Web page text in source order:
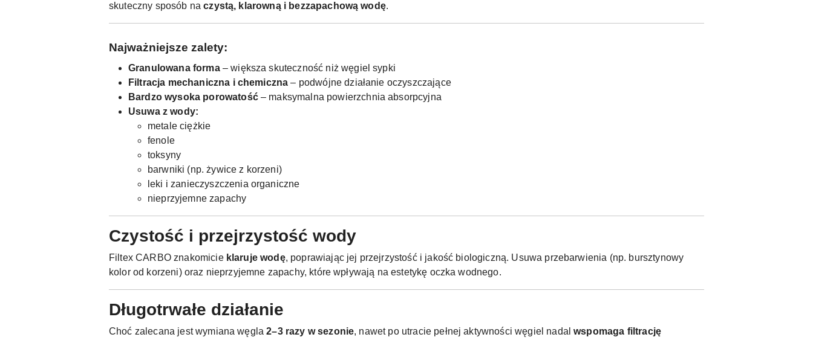
skuteczny sposób naczystą, klarowną i bezzapachową wodę.
Najważniejsze zalety:
Granulowana forma– większa skuteczność niż węgiel sypki
Filtracja mechaniczna i chemiczna – podwójne działanie oczyszczające
Bardzo wysoka porowatość– maksymalna powierzchnia absorpcyjna
Usuwa z wody:
metale ciężkie
fenole
toksyny
barwniki (np. żywice z korzeni)
leki i zanieczyszczenia organiczne
nieprzyjemne zapachy
Czystość i przejrzystość wody
Filtex CARBO znakomicie klaruje wodę, poprawiając jej przejrzystość i jakość biologiczną. Usuwa przebarwienia (np. bursztynowy
kolor od korzeni) oraz nieprzyjemne zapachy, które wpływają na estetykę oczka wodnego.
Długotrwałe działanie
Choć zalecana jest wymiana węgla2–3 razy w sezonie, nawet po utracie pełnej aktywności węgiel nadalwspomaga filtrację